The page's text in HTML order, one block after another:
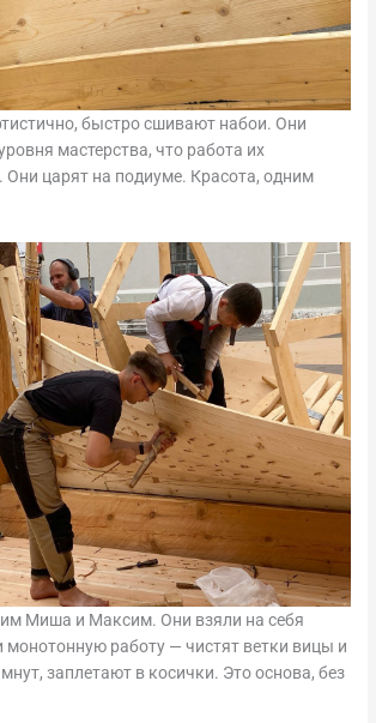
быстро сшивают набои. Они
мастерства, что работа их
Они царят на подиуме. Красота, одним
Миша и Максим. Они взяли на себя
работу — чистят ветки вицы и
заплетают в косички. Это основа, без